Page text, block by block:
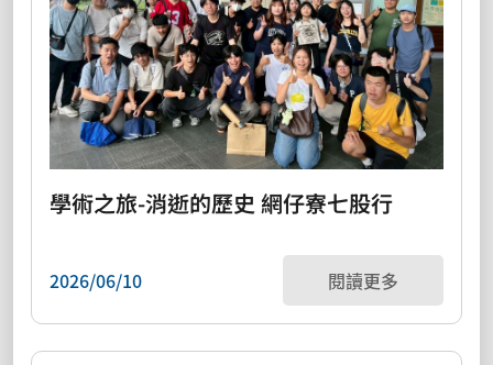
學術之旅-消逝的歷史 網仔寮七股行
2026/06/10 閱讀更多